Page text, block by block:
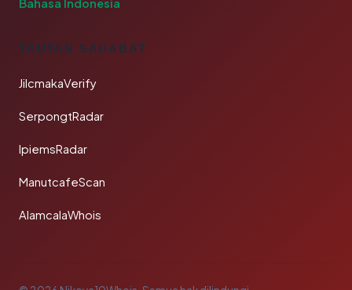
Bahasa Indonesia
TAUTAN SAHABAT
JilcmakaVerify
SerpongtRadar
IpiemsRadar
ManutcafeScan
AlamcalaWhois